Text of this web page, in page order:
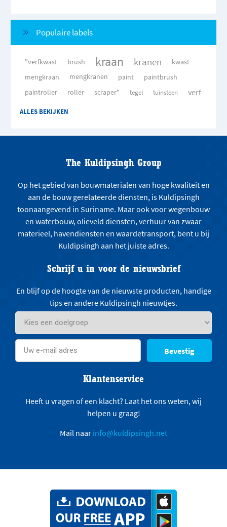
Populaire labels
"verfkwast brush kraan kranen
kwast
mengkraan
mengkranen paint
paintbrush
paintroller
roller scraper" tegel tuinsteen verf
ALLES BEKIJKEN
The Kuldipsingh Group
Op het gebied van bouwmaterialen van hoge kwaliteit en
aan de bouw gerelateerde diensten, is Kuldipsingh
toonaangevend in Suriname. Maar ook voor wegenbouw
en waterbouw, olieveld diensten, verhuur van zwaar
materieel, havendiensten en waardetransport, bent u bij
Kuldipsingh aan het juiste adres.
Schrijf u in voor de nieuwsbrief
En blijf op de hoogte van de nieuwste producten, handige
tips en andere Kuldipsingh nieuwtjes.
Bevestig
Klantenservice
Heeft u vragen of een klacht? Laat het ons weten, wij
helpen u graag!
Mail naar info@kuldipsingh.net